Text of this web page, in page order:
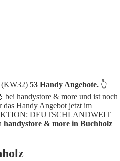
(KW32) 53 Handy Angebote. 👆
bei handystore & more und ist noch
das Handy Angebot jetzt im
DEUTSCHLANDWEIT
handystore & more in Buchholz